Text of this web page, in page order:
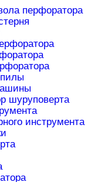
перфоратора
шуруповерта
инструмента